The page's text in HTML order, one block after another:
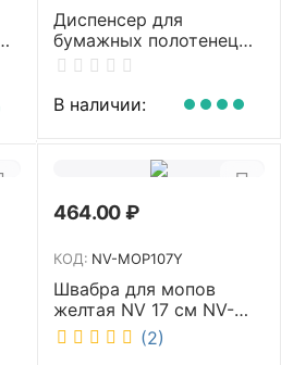
Диспенсер для
бумажных полотенец
NV белый K4 NV
В наличии:
464.00₽
КОД: NV-MOP107Y
Швабра для мопов
желтая NV 17 см NV-
MOP107Y (2)